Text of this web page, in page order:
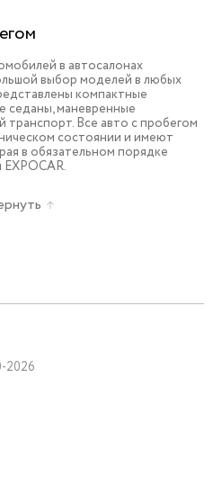
в автосалонах
выбор моделей в любых
компактные
седаны, маневренные
Все авто с пробегом
состоянии и имеют
в обязательном порядке
2026